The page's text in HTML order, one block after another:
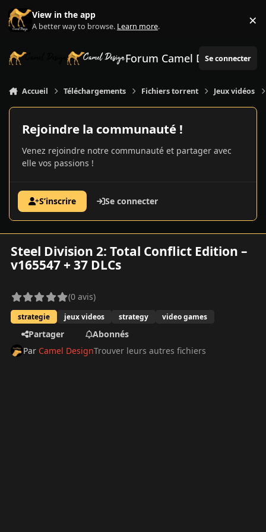
Aller au contenu
View in the app
A better way to browse. Learn more. ×
Forum Camel Design
Se connecter
Accueil Téléchargements Fichiers torrent Jeux vidéos
Rejoindre la communauté !
Venez rejoindre notre communauté et partager avec
elle vos passions !
S’inscrire Se connecter
Steel Division 2: Total Conflict Edition –
v165547 + 37 DLCs
(0 avis)
strategie jeux videos strategy video games
Partager
Abonnés
Par Camel DesignTrouver leurs autres fichiers